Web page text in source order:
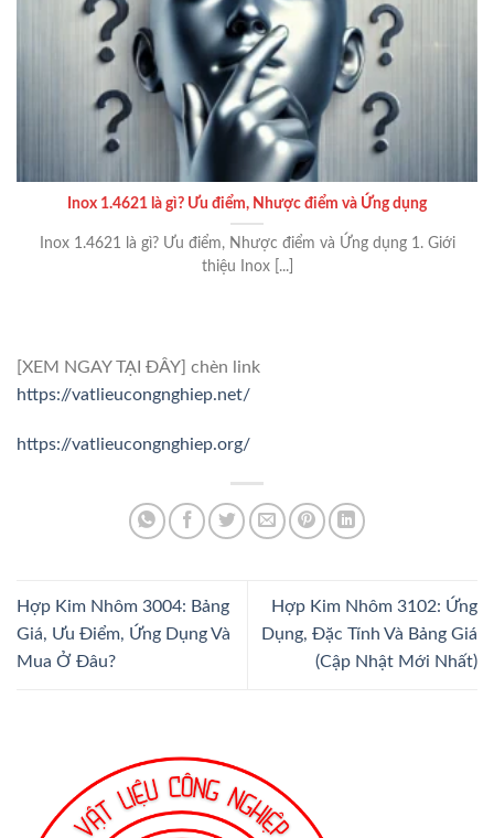
Inox 1.4621 là gì? Ưu điểm, Nhược điểm và Ứng dụng
Inox 1.4621 là gì? Ưu điểm, Nhược điểm và Ứng dụng 1. Giới
thiệu Inox [...]
[XEM NGAY TẠI ĐÂY] chèn link
https://vatlieucongnghiep.net/
https://vatlieucongnghiep.org/
Hợp Kim Nhôm 3004: Bảng
Giá, Ưu Điểm, Ứng Dụng Và
Mua Ở Đâu?
Hợp Kim Nhôm 3102: Ứng
Dụng, Đặc Tính Và Bảng Giá
(Cập Nhật Mới Nhất)